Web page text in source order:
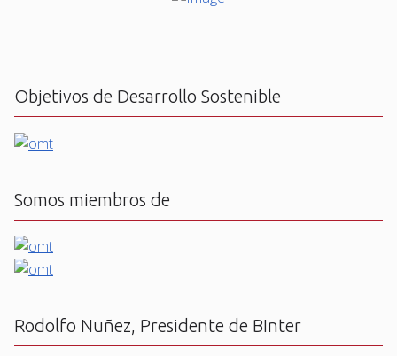
Objetivos de Desarrollo Sostenible
Somos miembros de
Rodolfo Nuñez, Presidente de BInter